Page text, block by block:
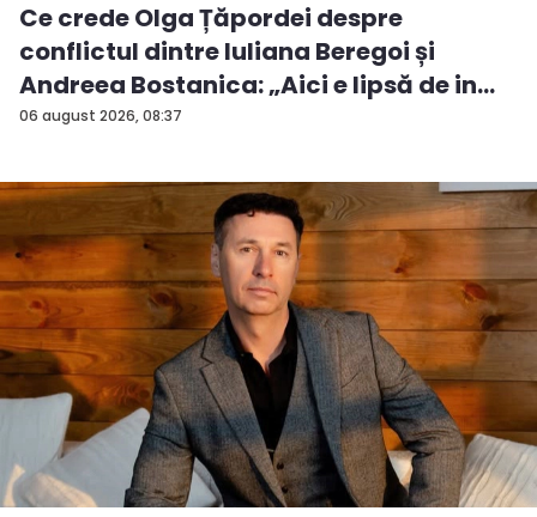
06 august 2026, 08:37
Ce crede Olga Țăpordei despre
conflictul dintre Iuliana Beregoi și
Andreea Bostanica: „Aici e lipsă de in...